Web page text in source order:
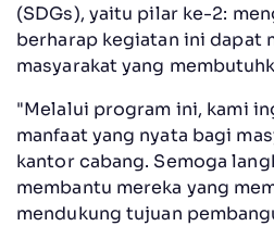
(SDGs), yaitu pilar ke-2:
berharap kegiatan ini dapat
masyarakat yang
"Melalui program ini, kami
manfaat yang nyata bagi
kantor cabang. Semoga
membantu mereka yang
mendukung tujuan